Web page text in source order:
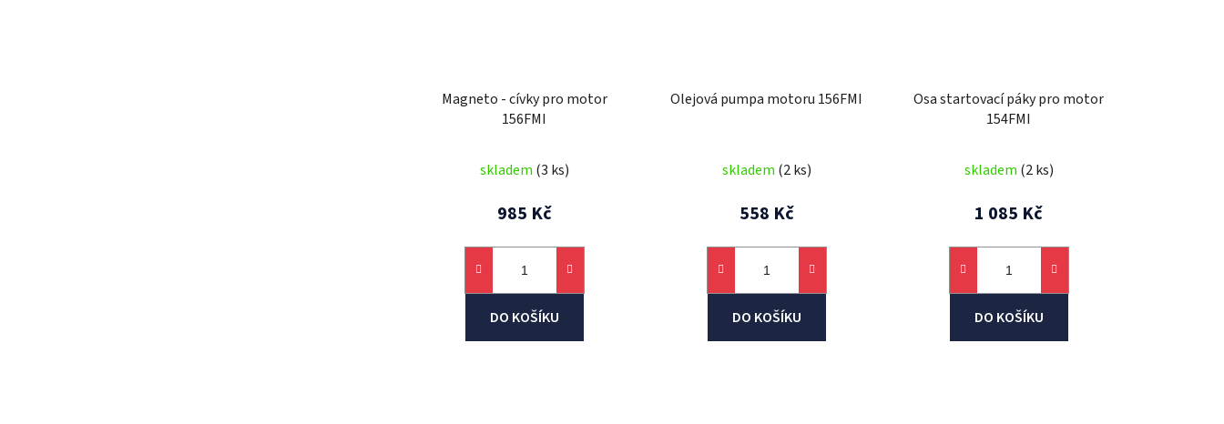
Magneto - cívky pro motor
156FMI
skladem (3 ks)
985 Kč
DO KOŠÍKU
Olejová pumpa motoru 156FMI
skladem (2 ks)
558 Kč
DO KOŠÍKU
Osa startovací páky pro motor
154FMI
skladem (2 ks)
1 085 Kč
DO KOŠÍKU